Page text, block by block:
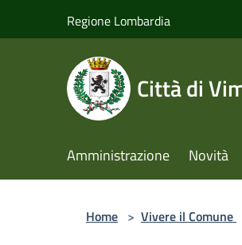
Regione Lombardia
Città di
Amministrazione Novità
Home > Vivere il Comune